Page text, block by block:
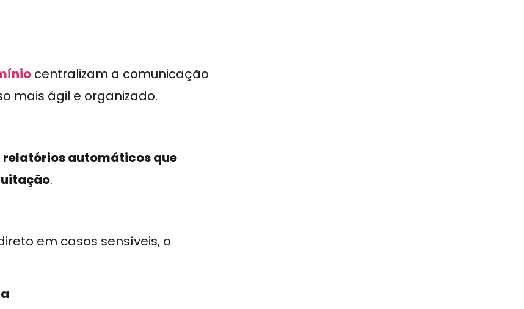
centralizam a comunicação
mais ágil e organizado.
relatórios automáticos que
.
em casos sensíveis, o